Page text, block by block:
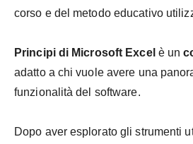
corso e del metodo educativo
Principi di Microsoft Excel è un
adatto a chi vuole avere una
funzionalità del software.
Dopo aver esplorato gli strumenti